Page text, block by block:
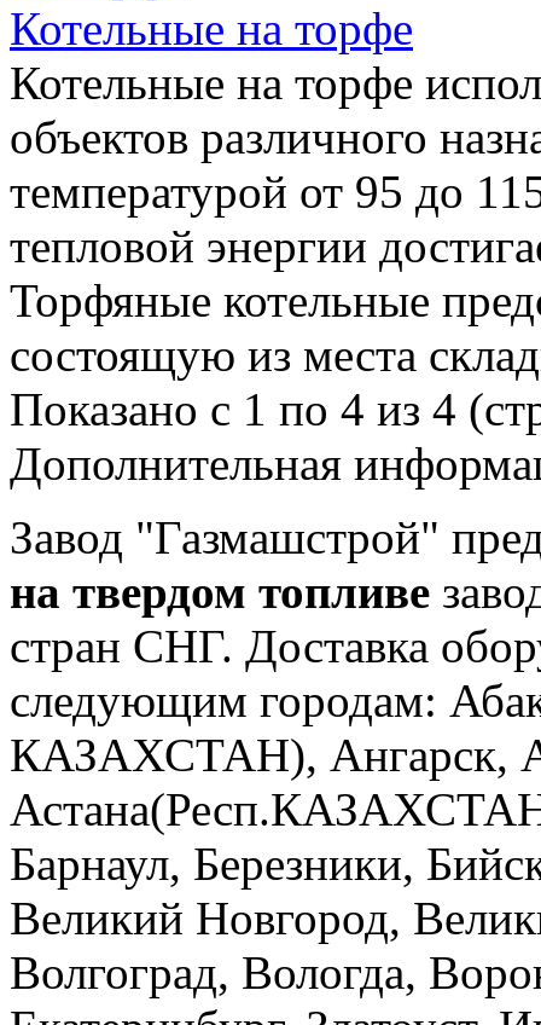
Котельные на торфе
Котельные на торфе
объектов различного
температурой от 95 до
тепловой энергии
Торфяные котельные
состоящую из места
Показано с 1 по 4 из 4
Дополнительная
Завод "Газмашстрой"
на твердом топливе
стран СНГ. Доставка
следующим городам:
КАЗАХСТАН), Ангарск,
Барнаул, Березники,
Великий Новгород,
Волгоград, Вологда,